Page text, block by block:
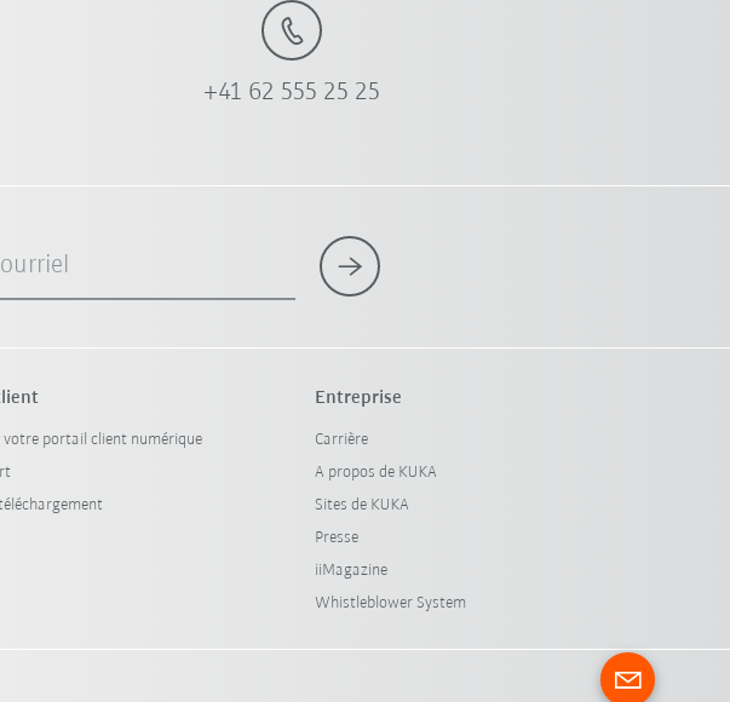
+41 62 555 25 25
votre portail client numérique
Entreprise
Carrière
A propos de KUKA
Sites de KUKA
Presse
iiMagazine
Whistleblower System